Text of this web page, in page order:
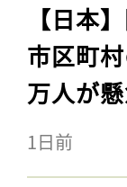
【日本
市区町
万人が
1日前